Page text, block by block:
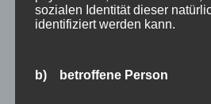
Archiv
Kategorien
Allgäu
Angebote
sozialen Identität dieser
identifiziert werden kann.
b) betroffene Person